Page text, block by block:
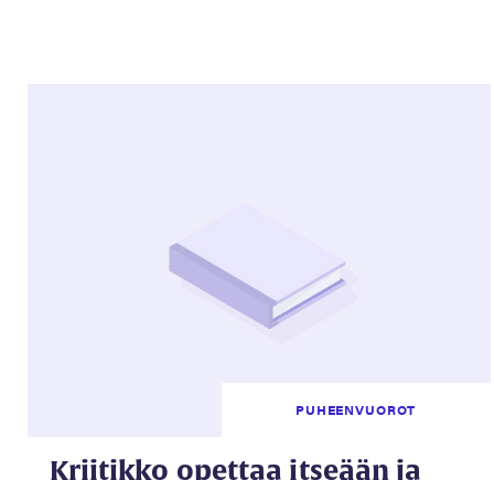
PUHEENVUOROT
Kriitikko opettaa itseään ja